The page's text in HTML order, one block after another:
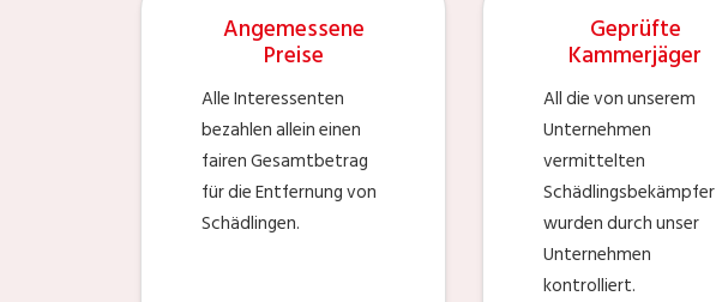
Angemessene
Preise
Alle Interessenten
bezahlen allein einen
fairen Gesamtbetrag
für die Entfernung von
Schädlingen.
Geprüfte
Kammerjäger
All die von unserem
Unternehmen
vermittelten
Schädlingsbekämpfer
wurden durch unser
Unternehmen
kontrolliert.